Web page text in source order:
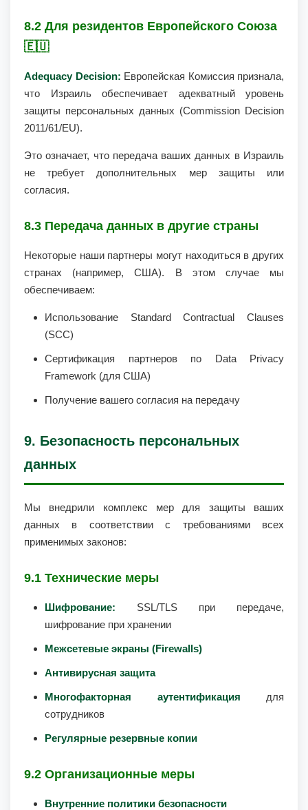
8.2 Для резидентов Европейского Союза
🇪🇺
Adequacy Decision: Европейская Комиссия признала,
что Израиль обеспечивает адекватный уровень
защиты персональных данных (Commission Decision
2011/61/EU).
Это означает, что передача ваших данных в Израиль
не требует дополнительных мер защиты или
согласия.
8.3 Передача данных в другие страны
Некоторые наши партнеры могут находиться в других
странах (например, США). В этом случае мы
обеспечиваем:
Использование Standard Contractual Clauses
(SCC)
Сертификация партнеров по Data Privacy
Framework (для США)
Получение вашего согласия на передачу
9. Безопасность персональных
данных
Мы внедрили комплекс мер для защиты ваших
данных в соответствии с требованиями всех
применимых законов:
9.1 Технические меры
Шифрование: SSL/TLS при передаче,
шифрование при хранении
Межсетевые экраны (Firewalls)
Антивирусная защита
Многофакторная аутентификация для
сотрудников
Регулярные резервные копии
9.2 Организационные меры
Внутренние политики безопасности